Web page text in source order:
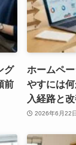
グ
前
ホームペ
やすには
入経路と
2026年6月22日